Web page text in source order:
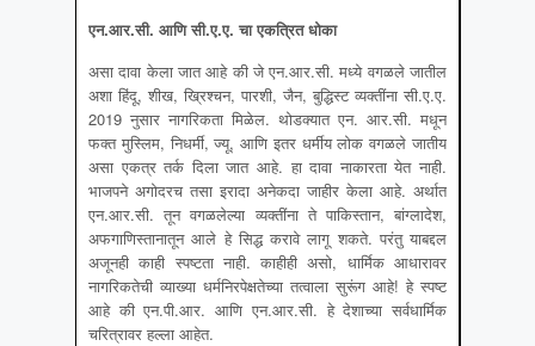
एन.आर.सी. आणि सी.ए.ए. चा एकत्रित धोका
असा दावा केला जात आहे की जे एन.आर.सी. मध्ये वगळले जातील
अशा हिंदू, शीख, ख्रिश्चन, पारशी, जैन, बुद्धिस्ट व्यक्तींना सी.ए.ए.
2019 नुसार नागरिकता मिळेल. थोडक्यात एन. आर.सी. मधून
फक्त मुस्लिम, निधर्मी, ज्यू, आणि इतर धर्मीय लोक वगळले जातीय
असा एकत्र तर्क दिला जात आहे. हा दावा नाकारता येत नाही.
भाजपने अगोदरच तसा इरादा अनेकदा जाहीर केला आहे. अर्थात
एन.आर.सी. तून वगळलेल्या व्यक्तींना ते पाकिस्तान, बांग्लादेश,
अफगाणिस्तानातून आले हे सिद्ध करावे लागू शकते. परंतु याबद्दल
अजूनही काही स्पष्टता नाही. काहीही असो, धार्मिक आधारावर
नागरिकतेची व्याख्या धर्मनिरपेक्षतेच्या तत्वाला सुरूंग आहे! हे स्पष्ट
आहे की एन.पी.आर. आणि एन.आर.सी. हे देशाच्या सर्वधार्मिक
चरित्रावर हल्ला आहेत.